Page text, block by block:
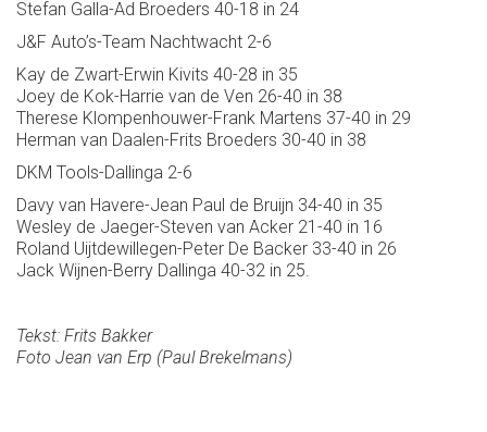
Stefan Galla-Ad Broeders 40-18 in 24
J&F Auto’s-Team Nachtwacht 2-6
Kay de Zwart-Erwin Kivits 40-28 in 35
Joey de Kok-Harrie van de Ven 26-40 in 38
Therese Klompenhouwer-Frank Martens 37-40 in 29
Herman van Daalen-Frits Broeders 30-40 in 38
DKM Tools-Dallinga 2-6
Davy van Havere-Jean Paul de Bruijn 34-40 in 35
Wesley de Jaeger-Steven van Acker 21-40 in 16
Roland Uijtdewillegen-Peter De Backer 33-40 in 26
Jack Wijnen-Berry Dallinga 40-32 in 25.
Tekst: Frits Bakker
Foto Jean van Erp (Paul Brekelmans)